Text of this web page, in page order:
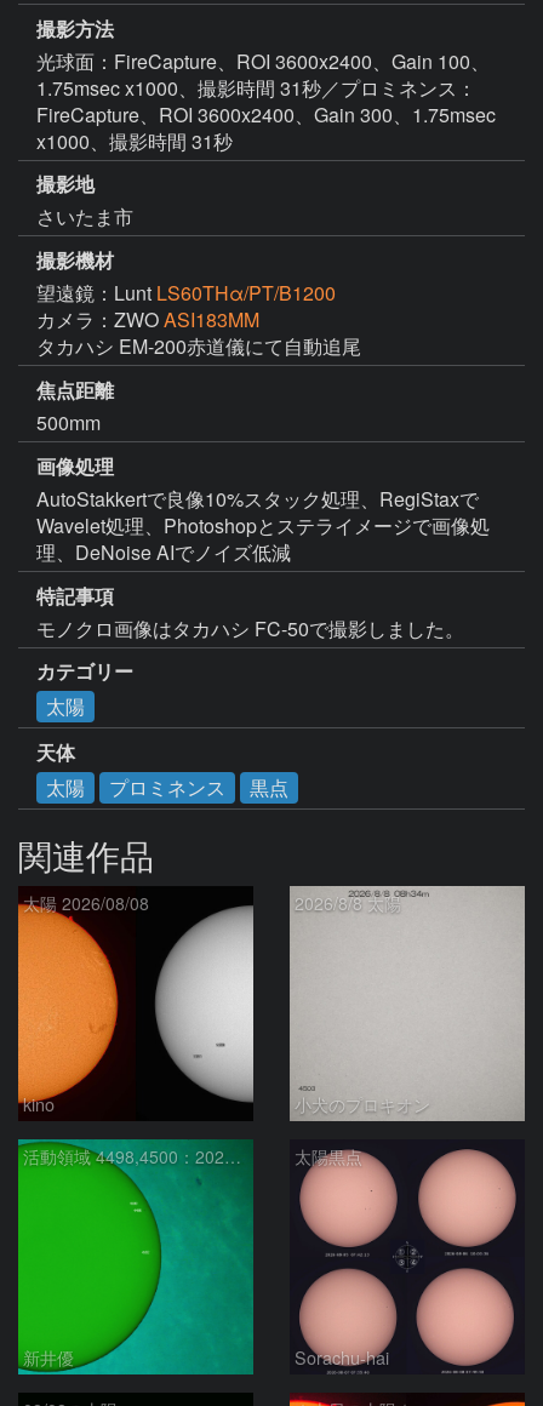
撮影方法
光球面：FireCapture、ROI 3600x2400、Gain 100、
1.75msec x1000、撮影時間 31秒／プロミネンス：
FireCapture、ROI 3600x2400、Gain 300、1.75msec
x1000、撮影時間 31秒
撮影地
さいたま市
撮影機材
望遠鏡：Lunt LS60THα/PT/B1200
カメラ：ZWOASI183MM
タカハシ EM-200赤道儀にて自動追尾
焦点距離
500mm
画像処理
AutoStakkertで良像10%スタック処理、RegiStaxで
Wavelet処理、Photoshopとステライメージで画像処
理、DeNoise AIでノイズ低減
特記事項
モノクロ画像はタカハシ FC-50で撮影しました。
カテゴリー
太陽
天体
太陽
プロミネンス 黒点
関連作品
太陽 2026/08/08
kino
2026/8/8 太陽
小犬のプロキオン
活動領域 4498,4500：2026/08/08
新井優
太陽黒点
Sorachu-hai